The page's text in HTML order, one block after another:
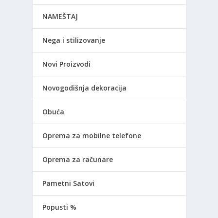
NAMEŠTAJ
Nega i stilizovanje
Novi Proizvodi
Novogodišnja dekoracija
Obuća
Oprema za mobilne telefone
Oprema za računare
Pametni Satovi
Popusti %